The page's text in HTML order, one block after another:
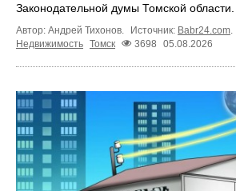
Законодательной думы Томской области.
Автор: Андрей Тихонов. Источник: Babr24.com
Недвижимость Томск 3698 05.08.2026